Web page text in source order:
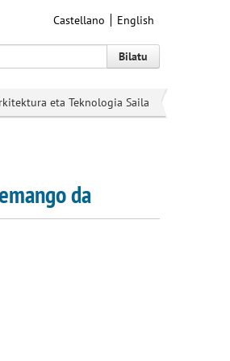
Castellano English
Bilatu
eta Teknologia Saila
da